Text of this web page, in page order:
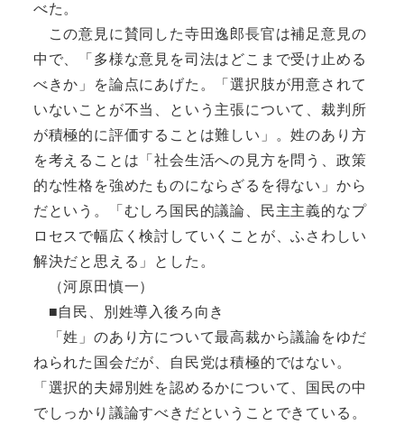
べた。
この意見に賛同した寺田逸郎長官は補足意見の
中で、「多様な意見を司法はどこまで受け止める
べきか」を論点にあげた。「選択肢が用意されて
いないことが不当、という主張について、裁判所
が積極的に評価することは難しい」。姓のあり方
を考えることは「社会生活への見方を問う、政策
的な性格を強めたものにならざるを得ない」から
だという。「むしろ国民的議論、民主主義的なプ
ロセスで幅広く検討していくことが、ふさわしい
解決だと思える」とした。
（河原田慎一）
■自民、別姓導入後ろ向き
「姓」のあり方について最高裁から議論をゆだ
ねられた国会だが、自民党は積極的ではない。
「選択的夫婦別姓を認めるかについて、国民の中
でしっかり議論すべきだということできている。